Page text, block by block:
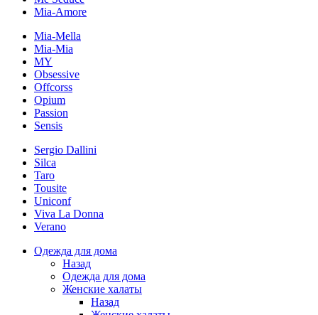
Mia-Amore
Mia-Mella
Mia-Mia
MY
Obsessive
Offcorss
Opium
Passion
Sensis
Sergio Dallini
Silca
Taro
Tousite
Uniconf
Viva La Donna
Verano
Одежда для дома
Назад
Одежда для дома
Женские халаты
Назад